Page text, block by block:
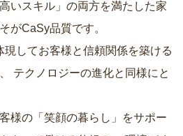
いスキル」の両方を満たした家
がCaSy品質です。
してお客様と信頼関係を築ける
様の「笑顔の暮らし」をサポー